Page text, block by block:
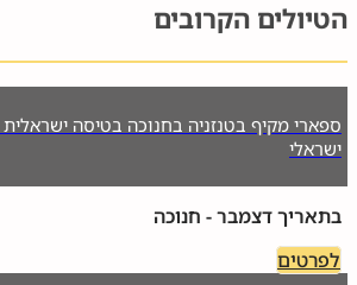
הטיולים הקרובים
ספארי מקיף בטנזניה בחנוכה בטיסה ישראלית
ישראלי
בתאריך דצמבר - חנוכה
לפרטים